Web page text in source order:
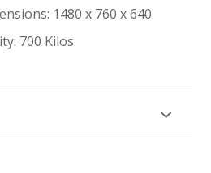
1480 x 760 x 640
700 Kilos